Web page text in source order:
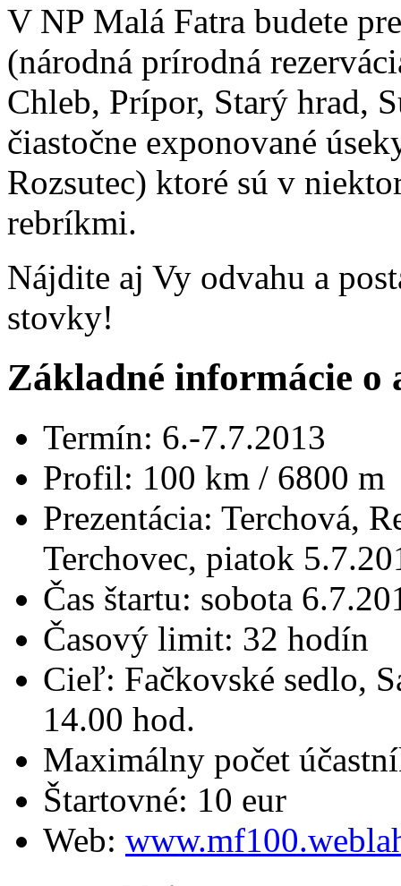
V NP Malá Fatra budete
(národná prírodná
Chleb, Prípor, Starý hrad,
čiastočne exponované
Rozsutec) ktoré sú v
rebríkmi.
Nájdite aj Vy odvahu a
stovky!
Základné informácie o
Termín: 6.-7.7.2013
Profil: 100 km / 6800 m
Prezentácia: Terchová,
Terchovec, piatok
Čas štartu: sobota
Časový limit: 32 hodín
Cieľ: Fačkovské sedlo,
14.00 hod.
Maximálny počet
Štartovné: 10 eur
Web: